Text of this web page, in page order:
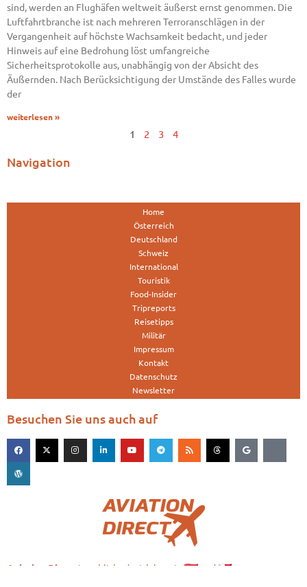
sind, werden an Flughäfen weltweit äußerst ernst genommen. Die
Luftfahrtbranche ist nach mehreren Terroranschlägen in der
Vergangenheit auf höchste Wachsamkeit bedacht, und jeder
Hinweis auf eine Bedrohung löst umfangreiche
Sicherheitsprotokolle aus, unabhängig von der Absicht des
Äußernden. Nach Berücksichtigung der Umstände des Falles wurde
der
weiterlesen »
1 2 3 4
Navigation
Home
Österreich
Deutschland
Schweiz
International
Touristik
Food-Insider
Tripreports
Reisetipps
Militär
Impressum
Kontakt
Datenschutz
Newsletter
Besuchen Sie uns auch auf
Aviation.Direct is published with love in and